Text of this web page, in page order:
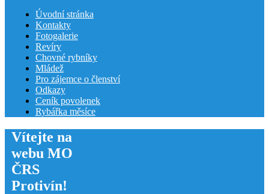
Úvodní stránka
Kontakty
Fotogalerie
Revíry
Chovné rybníky
Mládež
Pro zájemce o členství
Odkazy
Ceník povolenek
Rybářka měsíce
Vítejte na
webu MO
ČRS
Protivín!